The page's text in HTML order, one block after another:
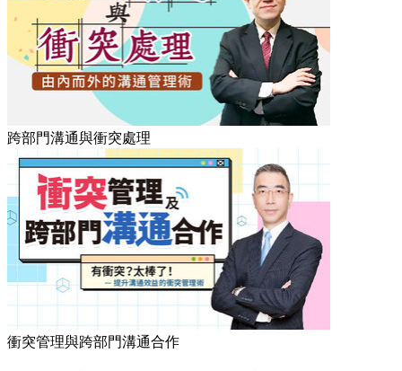
跨部門溝通與衝突處理
衝突管理與跨部門溝通合作